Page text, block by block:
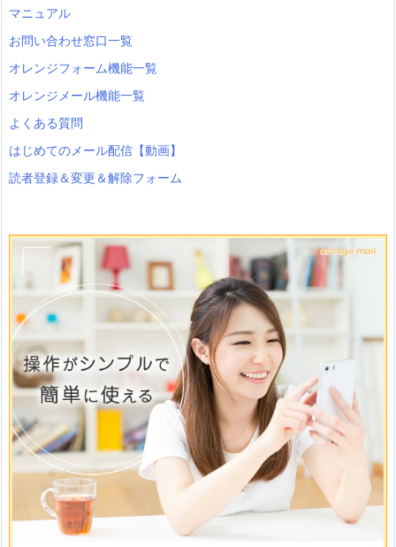
マニュアル
お問い合わせ窓口一覧
オレンジフォーム機能一覧
オレンジメール機能一覧
よくある質問
はじめてのメール配信【動画】
読者登録＆変更＆解除フォーム